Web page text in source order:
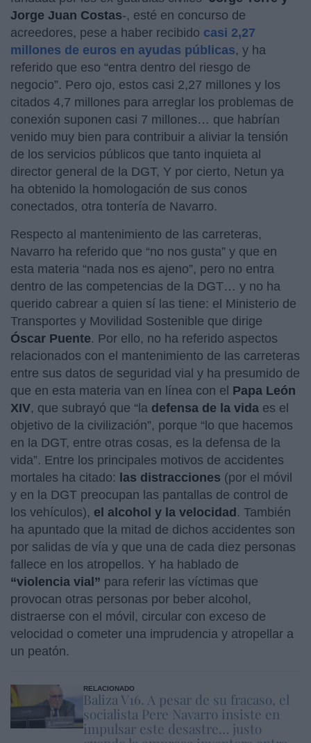
Jorge Juan Costas-, esté en concurso de
acreedores, pese a haber recibido casi 2,27
millones de euros en ayudas públicas, y ha
referido que eso “entra dentro del riesgo de
negocio”. Pero ojo, estos casi 2,27 millones y los
citados 4,7 millones para arreglar los problemas de
conexión suponen casi 7 millones… que habrían
venido muy bien para contribuir a aliviar la tensión
de los servicios públicos que tanto inquieta al
director general de la DGT, Y por cierto, Netun ya
ha obtenido la homologación de sus conos
conectados, otra tontería de Navarro.
Respecto al mantenimiento de las carreteras,
Navarro ha referido que “no nos gusta” y que en
esta materia “nada nos es ajeno”, pero no entra
dentro de las competencias de la DGT… y no ha
querido cabrear a quien sí las tiene: el Ministerio de
Transportes y Movilidad Sostenible que dirige
Óscar Puente. Por ello, no ha referido aspectos
relacionados con el mantenimiento de las carreteras
entre sus datos de seguridad vial y ha presumido de
que en esta materia van en línea con el Papa León
XIV, que subrayó que “la defensa de la vida es el
objetivo de la civilización”, porque “lo que hacemos
en la DGT, entre otras cosas, es la defensa de la
vida”. Entre los principales motivos de accidentes
mortales ha citado: las distracciones (por el móvil
y en la DGT preocupan las pantallas de control de
los vehículos), el alcohol y la velocidad. También
ha apuntado que la mitad de dichos accidentes son
por salidas de vía y que una de cada diez personas
fallece en los atropellos. Y ha hablado de
“violencia vial” para referir las víctimas que
provocan otras personas por beber alcohol,
distraerse con el móvil, circular con exceso de
velocidad o cometer una imprudencia y atropellar a
un peatón.
RELACIONADO
Baliza V16. A pesar de su fracaso, el
socialista Pere Navarro insiste en
impulsar este desastre… justo